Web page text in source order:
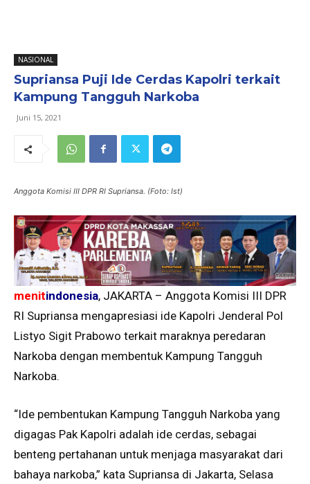
NASIONAL
Supriansa Puji Ide Cerdas Kapolri terkait
Kampung Tangguh Narkoba
Juni 15, 2021
Anggota Komisi III DPR RI Supriansa. (Foto: Ist)
menitindonesia, JAKARTA – Anggota Komisi III DPR
RI Supriansa mengapresiasi ide Kapolri Jenderal Pol
Listyo Sigit Prabowo terkait maraknya peredaran
Narkoba dengan membentuk Kampung Tangguh
Narkoba.
“Ide pembentukan Kampung Tangguh Narkoba yang
digagas Pak Kapolri adalah ide cerdas, sebagai
benteng pertahanan untuk menjaga masyarakat dari
bahaya narkoba,” kata Supriansa di Jakarta, Selasa